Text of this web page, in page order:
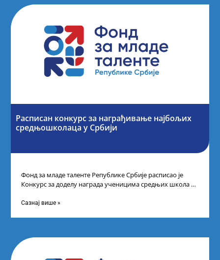
Расписан конкурс за награђивање најбољих
средњошколаца у Србији
Фонд за младе таленте Републике Србије расписао је
Конкурс за доделу награда ученицима средњих школа за
Сазнај више »